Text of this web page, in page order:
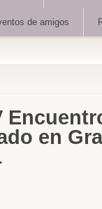
de amigos
en